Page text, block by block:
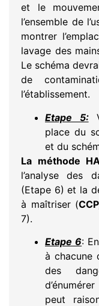
et le
l’ensemble de
montrer
lavage des
Le schéma
de
l’établissement.
Etape 5:
place du
et du
La méthode
l’analyse des
(Etape 6) et la
à maîtriser (
7).
Etape 6:
à chacune
des
peut